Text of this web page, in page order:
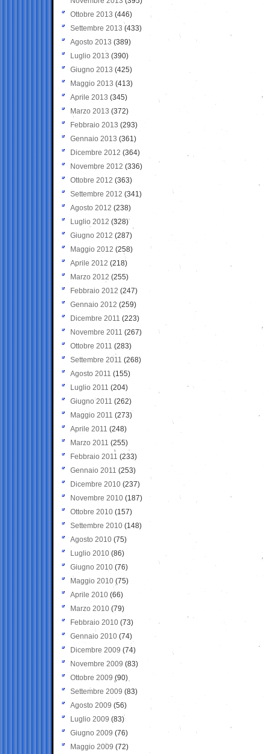
Ottobre 2013 (446)
Settembre 2013 (433)
Agosto 2013 (389)
Luglio 2013 (390)
Giugno 2013 (425)
Maggio 2013 (413)
Aprile 2013 (345)
Marzo 2013 (372)
Febbraio 2013 (293)
Gennaio 2013 (361)
Dicembre 2012 (364)
Novembre 2012 (336)
Ottobre 2012 (363)
Settembre 2012 (341)
Agosto 2012 (238)
Luglio 2012 (328)
Giugno 2012 (287)
Maggio 2012 (258)
Aprile 2012 (218)
Marzo 2012 (255)
Febbraio 2012 (247)
Gennaio 2012 (259)
Dicembre 2011 (223)
Novembre 2011 (267)
Ottobre 2011 (283)
Settembre 2011 (268)
Agosto 2011 (155)
Luglio 2011 (204)
Giugno 2011 (262)
Maggio 2011 (273)
Aprile 2011 (248)
Marzo 2011 (255)
Febbraio 2011 (233)
Gennaio 2011 (253)
Dicembre 2010 (237)
Novembre 2010 (187)
Ottobre 2010 (157)
Settembre 2010 (148)
Agosto 2010 (75)
Luglio 2010 (86)
Giugno 2010 (76)
Maggio 2010 (75)
Aprile 2010 (66)
Marzo 2010 (79)
Febbraio 2010 (73)
Gennaio 2010 (74)
Dicembre 2009 (74)
Novembre 2009 (83)
Ottobre 2009 (90)
Settembre 2009 (83)
Agosto 2009 (56)
Luglio 2009 (83)
Giugno 2009 (76)
Maggio 2009 (72)